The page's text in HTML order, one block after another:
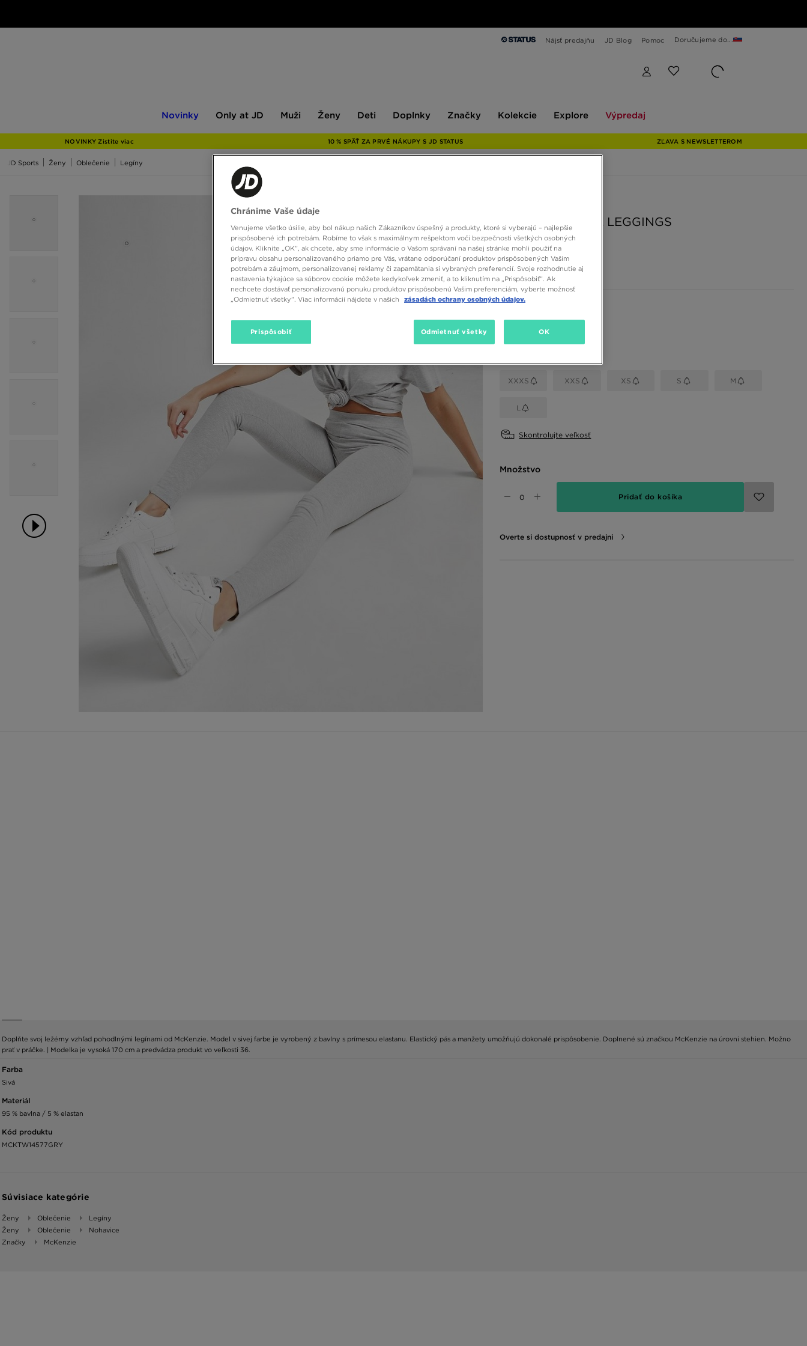
Nájsť predajňu JD Blog Pomoc Doručujeme do...
Novinky
JD
Only at JD Muži Ženy Deti Doplnky Značky Kolekcie Explore Výpredaj
NOVINKY Zistite viac 10 % SPÄŤ ZA PRVÉ NÁKUPY S JD STATUS ZĽAVA S NEWSLETTEROM
JD Sports Ženy Oblečenie Legíny
MCKENZIE CORE LEGGINGS
7,00 €
XXXS XXS XS S M
L
Skontrolujte veľkosť
Množstvo
Pridať do košíka
Overte si dostupnosť v predajni
Doplňte svoj ležérny vzhľad pohodlnými legínami od McKenzie. Model v sivej farbe je vyrobený z bavlny s prímesou elastanu. Elastický pás a manžety umožňujú dokonalé prispôsobenie. Doplnené sú značkou McKenzie na úrovni stehien. Možno
prať v práčke. | Modelka je vysoká 170 cm a predvádza produkt vo veľkosti 36.
Farba
Sivá
Materiál
95 % bavlna / 5 % elastan
Kód produktu
MCKTW14577GRY
Súvisiace kategórie
Ženy Oblečenie
Legíny
Ženy
Oblečenie
Nohavice
Značky
McKenzie
Chránime Vaše údaje
Venujeme všetko úsilie, aby bol nákup našich Zákazníkov úspešný a produkty, ktoré si vyberajú – najlepšie
prispôsobené ich potrebám. Robíme to však s maximálnym rešpektom voči bezpečnosti všetkých osobných
údajov. Kliknite „OK”, ak chcete, aby sme informácie o Vašom správaní na našej stránke mohli použiť na
prípravu obsahu personalizovaného priamo pre Vás, vrátane odporúčaní produktov prispôsobených Vašim
potrebám a záujmom, personalizovanej reklamy či zapamätania si vybraných preferencií. Svoje rozhodnutie aj
nastavenia týkajúce sa súborov cookie môžete kedykoľvek zmeniť, a to kliknutím na „Prispôsobiť”. Ak
nechcete dostávať personalizovanú ponuku produktov prispôsobenú Vašim preferenciám, vyberte možnosť
„Odmietnuť všetky”. Viac informácií nájdete v našich
zásadách ochrany osobných údajov.
Prispôsobiť Odmietnuť všetky OK